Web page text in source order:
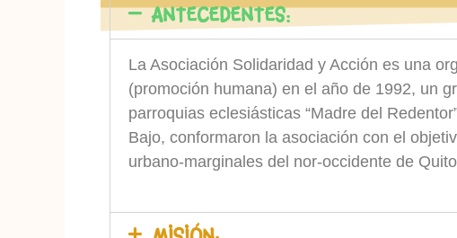
ANTECEDENTES:
La Asociación Solidaridad y Acción es una
(promoción humana) en el año de 1992, un
parroquias eclesiásticas “Madre del
Bajo, conformaron la asociación con el
urbano-marginales del nor-occidente de